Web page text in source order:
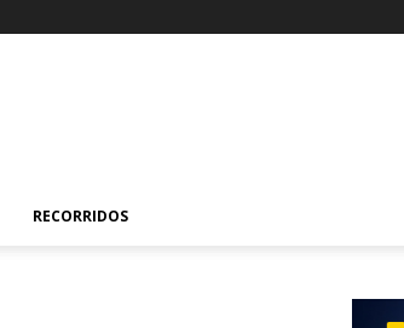
RECORRIDOS